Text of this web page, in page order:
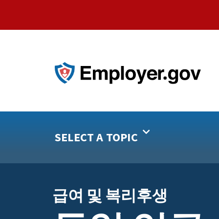
SELECT A TOPIC
급여 및 복리후생